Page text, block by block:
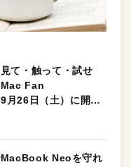
て・触って・試せ
Mac Fan
月26日（土）に開催
Neoを守れ